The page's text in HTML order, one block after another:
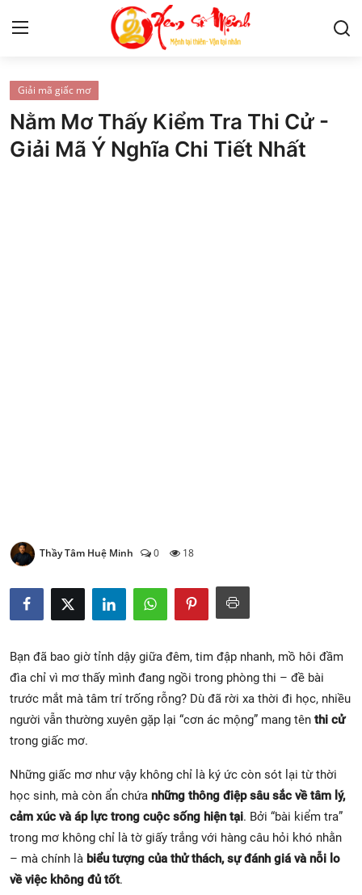
Tử Vi
Kiến Thức
Giải mã giấc mơ
Nằm Mơ Thấy Kiểm Tra Thi Cử -
Giải Mã Ý Nghĩa Chi Tiết Nhất
Thầy Tâm Huệ Minh 0 18
Bạn đã bao giờ tỉnh dậy giữa đêm, tim đập nhanh, mồ hôi đầm
đìa chỉ vì mơ thấy mình đang ngồi trong phòng thi – đề bài
trước mắt mà tâm trí trống rỗng? Dù đã rời xa thời đi học, nhiều
người vẫn thường xuyên gặp lại “cơn ác mộng” mang tên thi cử
trong giấc mơ.
Những giấc mơ như vậy không chỉ là ký ức còn sót lại từ thời
học sinh, mà còn ẩn chứa những thông điệp sâu sắc về tâm lý,
cảm xúc và áp lực trong cuộc sống hiện tại. Bởi “bài kiểm tra”
trong mơ không chỉ là tờ giấy trắng với hàng câu hỏi khó nhằn
– mà chính là biểu tượng của thử thách, sự đánh giá và nỗi lo
về việc không đủ tốt.